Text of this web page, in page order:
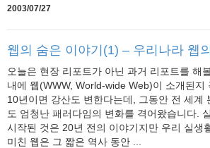
2003/07/27
웹의 숨은 이야기(1) – 우리나라 웹
오늘은 현장 리포트가 아닌 과거 리포트를 해
내에 웹(WWW, World-wide Web)이 소개된지
10년이면 강산도 변한다는데, 그동안 전 세계
도 엄청난 패러다임의 변화를 격어왔습니다.
시작된 것은 20년 전의 이야기지만 우리 실생
미친 웹은 그 짧은 역사 동안 ...